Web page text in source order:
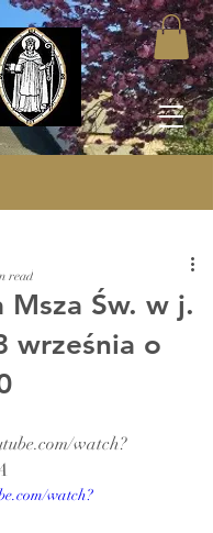
Msza Św. w j.
września o
read
watch?
watch?